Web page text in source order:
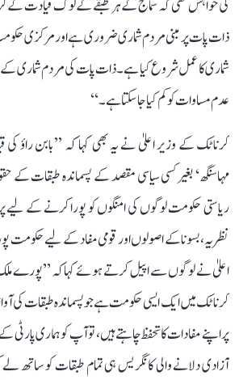
کی خواہش تھی کہ سماج کے ہر طبقے کے لوگ قیادت کے
ذات پات پر مبنی مردم شماری ضروری ہے اور مرکزی
شماری کا عمل شروع کیا ہے۔ ذات پات کی مردم شماری
عدم مساوات کو کم کیا جا سکتا ہے۔‘‘
کرناٹک کے وزیر اعلیٰ نے یہ بھی کہا کہ ’’بابن راؤ کی
مہاسنگھ‘ بغیر کسی سیاسی مقصد کے پسماندہ طبقات
ریاستی حکومت لوگوں کی امنگوں کو پورا کرنے کے لیے
نظریہ، بسونا کے اصولوں اور قومی مفاد کے لیے
اعلیٰ نے لوگوں سے اپیل کرتے ہوئے کہا کہ ’’پورے ملک
کرناٹک میں ایک ایسی حکومت ہے جو پسماندہ طبقات کی
پر اپنے مفادات کا تحفظ چاہتے ہیں، تو آپ کو ہماری پارٹی
آزادی دلانے والی کانگریس ہی تمام طبقات کو ساتھ